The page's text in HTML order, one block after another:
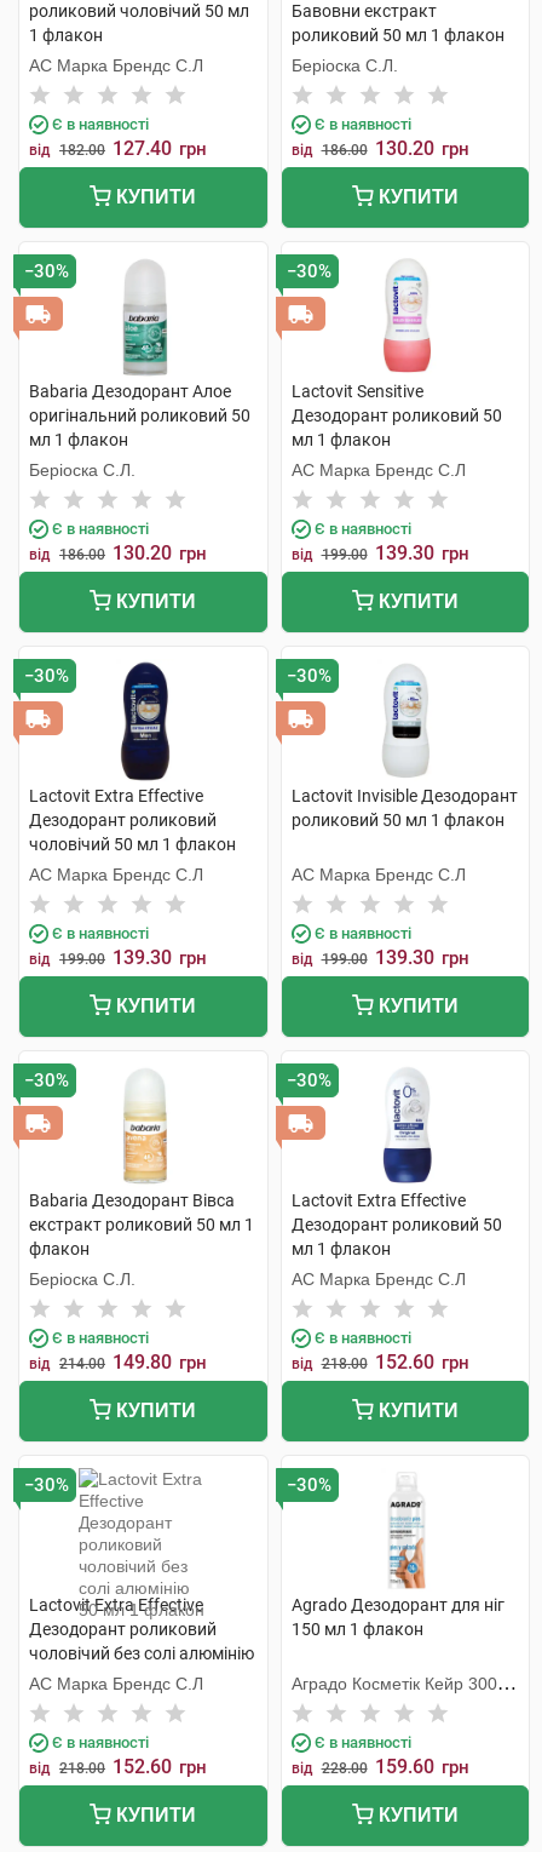
роликовий чоловічий 50 мл
1 флакон
АС Марка Брендс С.Л
Є в наявності
від 182.00 127.40 грн
КУПИТИ
Бавовни екстракт
роликовий 50 мл 1 флакон
Беріоска С.Л.
Є в наявності
від 186.00 130.20 грн
КУПИТИ
−30%
Babaria Дезодорант Алое
оригінальний роликовий 50
мл 1 флакон
Беріоска С.Л.
Є в наявності
від 186.00 130.20 грн
КУПИТИ
−30%
Lactovit Sensitive
Дезодорант роликовий 50
мл 1 флакон
АС Марка Брендс С.Л
Є в наявності
від 199.00 139.30 грн
КУПИТИ
−30%
Lactovit Extra Effective
Дезодорант роликовий
чоловічий 50 мл 1 флакон
АС Марка Брендс С.Л
Є в наявності
від 199.00 139.30 грн
КУПИТИ
−30%
Lactovit Invisible Дезодорант
роликовий 50 мл 1 флакон
АС Марка Брендс С.Л
Є в наявності
від 199.00 139.30 грн
КУПИТИ
−30%
Babaria Дезодорант Вівса
екстракт роликовий 50 мл 1
флакон
Беріоска С.Л.
Є в наявності
від 214.00 149.80 грн
КУПИТИ
−30%
Lactovit Extra Effective
Дезодорант роликовий 50
мл 1 флакон
АС Марка Брендс С.Л
Є в наявності
від 218.00 152.60 грн
КУПИТИ
−30%
Lactovit Extra Effective
Дезодорант роликовий
чоловічий без солі алюмінію
50 мл 1 флакон
АС Марка Брендс С.Л
Є в наявності
від 218.00 152.60 грн
КУПИТИ
−30%
Agrado Дезодорант для ніг
150 мл 1 флакон
Аградо Косметік Кейр 3000
С.Л.У.
Є в наявності
від 228.00 159.60 грн
КУПИТИ